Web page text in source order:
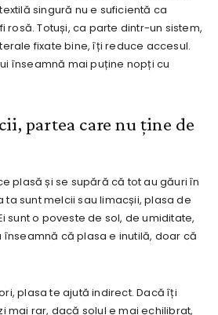
singură nu e suficientă ca
rosă. Totuși, ca parte dintr-un sistem,
fixate bine, îți reduce accesul.
înseamnă mai puține nopți cu
partea care nu ține de
plasă și se supără că tot au găuri în
ta sunt melcii sau limacșii, plasa de
sunt o poveste de sol, de umiditate,
înseamnă că plasa e inutilă, doar că
plasa te ajută indirect. Dacă îți
mai rar, dacă solul e mai echilibrat,